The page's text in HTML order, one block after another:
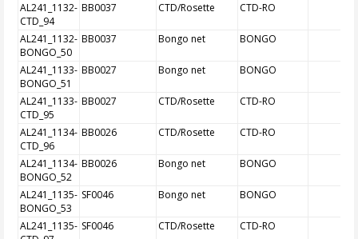
AL241_1132-
CTD_94
BB0037 CTD/Rosette CTD-RO
AL241_1132-
BONGO_50
BB0037 Bongo net BONGO
AL241_1133-
BONGO_51
BB0027 Bongo net BONGO
AL241_1133-
CTD_95
BB0027 CTD/Rosette CTD-RO
AL241_1134-
CTD_96
BB0026 CTD/Rosette CTD-RO
AL241_1134-
BONGO_52
BB0026 Bongo net BONGO
AL241_1135-
BONGO_53
SF0046 Bongo net BONGO
AL241_1135- SF0046 CTD/Rosette CTD-RO